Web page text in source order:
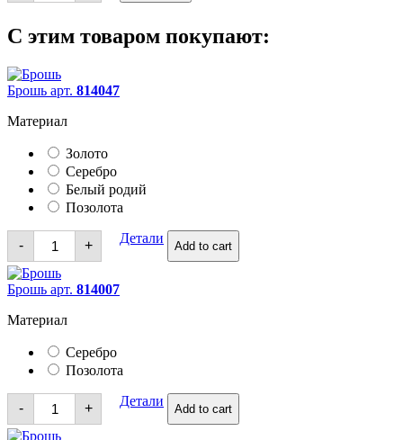
С этим товаром покупают:
Брошь арт. 814047
Материал
Золото
Серебро
Белый родий
Позолота
-
Брошь
quantity
+ Детали
Add to cart
Брошь арт. 814007
Материал
Серебро
Позолота
-
Брошь
quantity
+ Детали
Add to cart